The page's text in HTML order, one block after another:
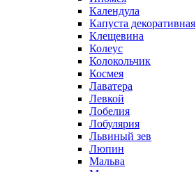
Календула
Капуста декоративная
Клещевина
Колеус
Колокольчик
Космея
Лаватера
Левкой
Лобелия
Лобулярия
Львиный зев
Люпин
Мальва